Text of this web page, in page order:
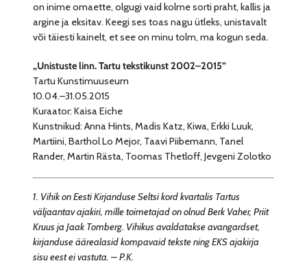
on inime omaette, olgugi vaid kolme sorti praht, kallis ja
argine ja eksitav. Keegi ses toas nagu ütleks, unistavalt
või täiesti kainelt, et see on minu tolm, ma kogun seda.
„Unistuste linn. Tartu tekstikunst 2002–2015”
Tartu Kunstimuuseum
10.04.–31.05.2015
Kuraator: Kaisa Eiche
Kunstnikud: Anna Hints, Madis Katz, Kiwa, Erkki Luuk,
Martiini, Barthol Lo Mejor, Taavi Piibemann, Tanel
Rander, Martin Rästa, Toomas Thetloff, Jevgeni Zolotko
1. Vihik on Eesti Kirjanduse Seltsi kord kvartalis Tartus
väljaantav ajakiri, mille toimetajad on olnud Berk Vaher, Priit
Kruus ja Jaak Tomberg. Vihikus avaldatakse avangardset,
kirjanduse äärealasid kompavaid tekste ning EKS ajakirja
sisu eest ei vastuta. – P.K.